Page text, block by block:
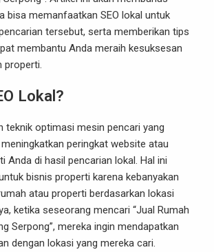
bisa memanfaatkan SEO lokal untuk
tersebut, serta memberikan tips
membantu Anda meraih kesuksesan
properti.
Lokal?
teknik optimasi mesin pencari yang
peringkat website atau
Anda di hasil pencarian lokal. Hal ini
bisnis properti karena kebanyakan
atau properti berdasarkan lokasi
ketika seseorang mencari “Jual Rumah
Serpong”, mereka ingin mendapatkan
dengan lokasi yang mereka cari.